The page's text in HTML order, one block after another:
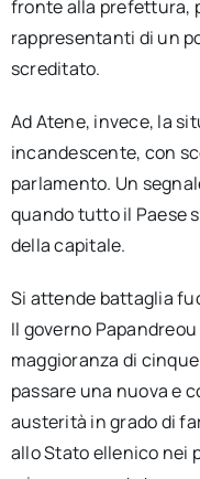
fronte alla prefettura,
rappresentanti di un
screditato.
Ad Atene, invece, la
incandescente, con
parlamento. Un
quando tutto il Paese
della capitale.
Si attende battaglia
Il governo
maggioranza di
passare una nuova e
austerità in grado di
allo Stato ellenico nei